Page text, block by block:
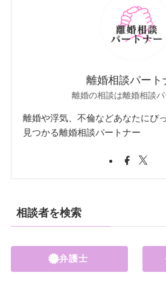
離婚相談パート
離婚の相談は離婚相談
離婚や浮気、不倫などあなたにぴ
見つかる離婚相談パートナー
相談者を検索
弁護士